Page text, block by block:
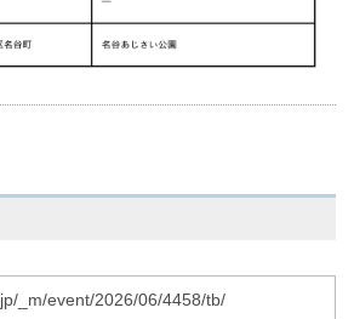
_m/event/2026/06/4458/tb/